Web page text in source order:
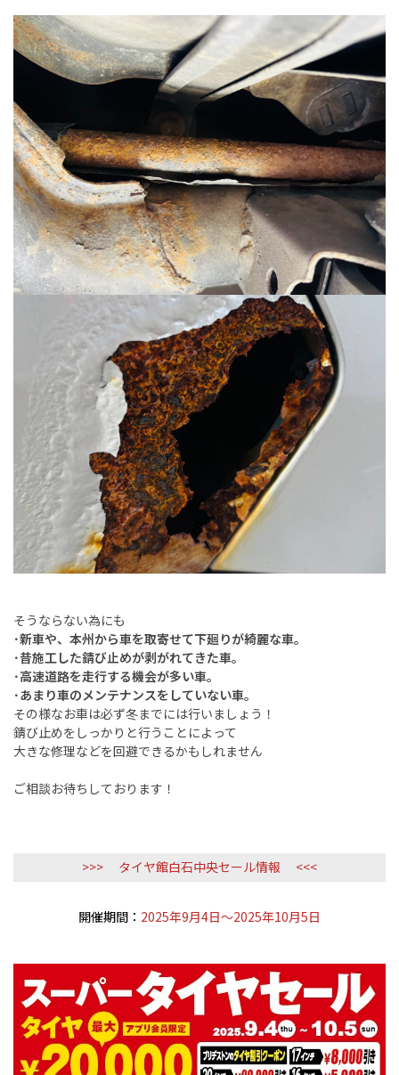
そうならない為にも
･新車や、本州から車を取寄せて下廻りが綺麗な車。
･昔施工した錆び止めが剥がれてきた車。
･高速道路を走行する機会が多い車。
･あまり車のメンテナンスをしていない車。
その様なお車は必ず冬までには行いましょう！
錆び止めをしっかりと行うことによって
大きな修理などを回避できるかもしれません
ご相談お待ちしております！
>>> タイヤ館白石中央セール情報 <<<
開催期間： 2025年9月4日～2025年10月5日